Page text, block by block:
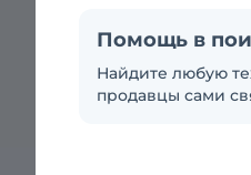
Помощь в
Найдите любую
продавцы сами